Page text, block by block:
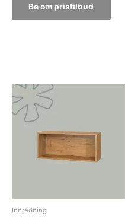
Be om pristilbud
Innredning